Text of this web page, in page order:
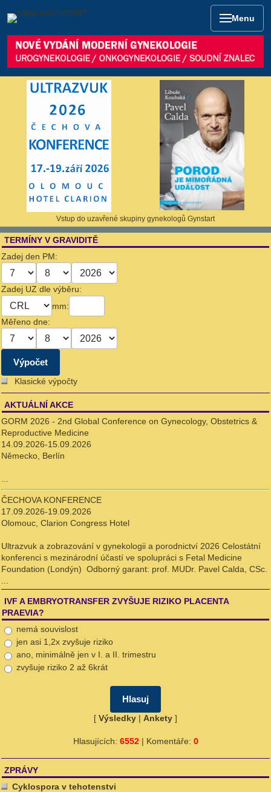
Menu
ZPRÁVY
Cyklospora v tehotenstvi
AKTUÁLNÍ AKCE
GORM 2026 - 2nd Global Conference on Gynecology, Obstetrics &
Reproductive Medicine
14.09.2026-15.09.2026
Německo, Berlín
ČECHOVA KONFERENCE
17.09.2026-19.09.2026
Olomouc, Clarion Congress Hotel
Ultrazvuk a zobrazování v gynekologii a porodnictví 2026 Celostátní
konferenci s mezinárodní účastí ve spolupráci s Fetal Medicine
Foundation (Londýn) Odborný garant: prof. MUDr. Pavel Calda, CSc.
IVF A EMBRYOTRANSFER ZVYŠUJE RIZIKO PLACENTA
PRAEVIA?
nemá souvislost
jen asi 1,2x zvyšuje riziko
ano, minimálně jen v I. a II. trimestru
zvyšuje riziko 2 až 6krát
[ Výsledky | Ankety ]
Hlasujících: 6552| Komentáře: 0
TERMÍNY V GRAVIDITĚ
Zadej den PM:
Zadej UZ dle výběru:
mm:
Měřeno dne:
Klasické výpočty
Vstup do uzavřené skupiny gynekologů Gynstart